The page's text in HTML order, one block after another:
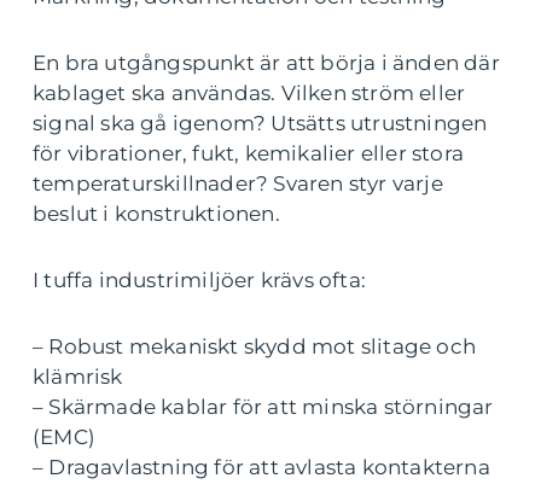
En bra utgångspunkt är att börja i änden där
kablaget ska användas. Vilken ström eller
signal ska gå igenom? Utsätts utrustningen
för vibrationer, fukt, kemikalier eller stora
temperaturskillnader? Svaren styr varje
beslut i konstruktionen.
I tuffa industrimiljöer krävs ofta:
– Robust mekaniskt skydd mot slitage och
klämrisk
– Skärmade kablar för att minska störningar
(EMC)
– Dragavlastning för att avlasta kontakterna